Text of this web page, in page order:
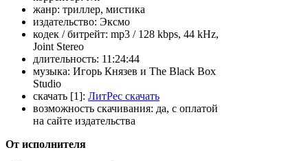
жанр: триллер, мистика
издательство: Эксмо
кодек / битрейт: mp3 / 128 kbps, 44 kHz,
Joint Stereo
длительность: 11:24:44
музыка: Игорь Князев и The Black Box
Studio
скачать [1]: ЛитРес скачать
возможность скачивания: да, с оплатой
на сайте издательства
От исполнителя